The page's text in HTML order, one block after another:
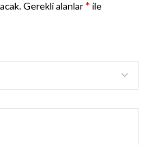
Gerekli alanlar* ile